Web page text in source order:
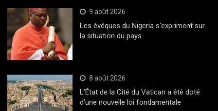
9 août 2026
Les évêques du Nigeria s’expriment sur
la situation du pays
8 août 2026
L’État de la Cité du Vatican a été doté
d’une nouvelle loi fondamentale